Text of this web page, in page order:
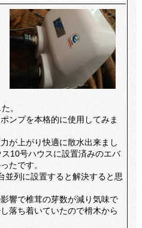
。
ンプを本格的に使用してみま
が上がり快適に散水出来まし
10号ハウスに設置済みのエバ
たです。
並列に設置すると解決すると思
響で椎茸の芽数が減り気味で
落ち着いていたので榾木から